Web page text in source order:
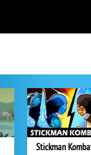
Stickman